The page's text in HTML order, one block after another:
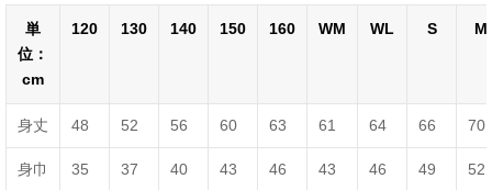
単
位：
cm
120 130 140 150 160 WM WL S M
身丈 48 52 56 60 63 61 64 66 70
身巾 35 37 40 43 46 43 46 49 52